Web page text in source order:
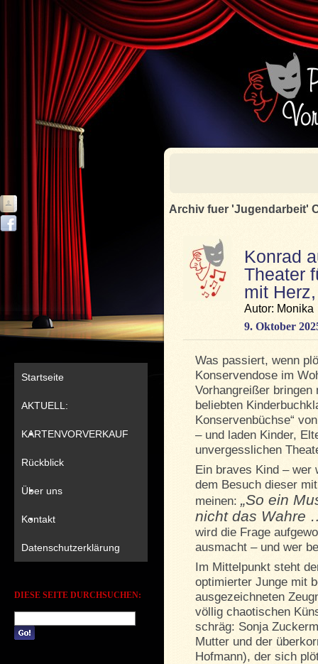
Startseite
AKTUELL:
KARTENVORVERKAUF
Rückblick
Über uns
Kontakt
Datenschutzerklärung
DIESE SEITE DURCHSUCHEN:
Archiv fuer 'Jugendarbeit'
Konrad
Theater
mit
Autor: Monika
9. Oktober
Was passiert, wenn
Konservendose im
Vorhangreißer
beliebten
Konservenbüchse“
– und laden Kinder,
unvergesslichen
Ein braves Kind – wer
dem Besuch dieser
meinen: „So ein
nicht das Wahre
wird die Frage
ausmacht – und wer
Im Mittelpunkt steht
optimierter Junge mit
ausgezeichneten
völlig chaotischen
schräg: Sonja
Mutter und der
Hofmann), der sich